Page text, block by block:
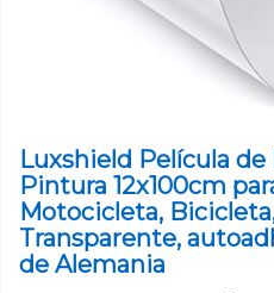
Luxshield Película
Pintura 12x100cm
Motocicleta,
Transparente,
de Alemania